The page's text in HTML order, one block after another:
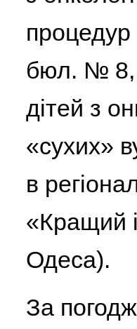
бюл. № 8,
дітей з
«сухих»
в
«Кращий
Одеса).
За